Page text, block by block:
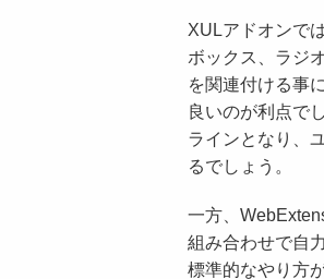
XULアドオンで
ボックス、ラジ
を関連付ける事
良いのが利点で
ラインとなり、
るでしょう。
一方、
組み合わせで自
標準的なやり方